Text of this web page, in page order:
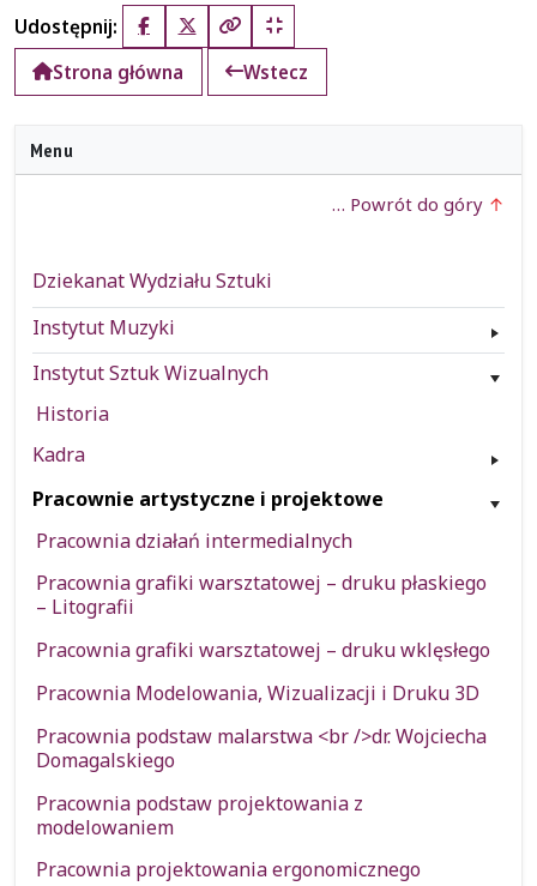
Udostępnij: FacebookX (Twitter)
Kopiuj pełny link
Kopiuj krótki link
Strona główna
Wstecz
Menu
… Powrót do góry
Dziekanat Wydziału Sztuki
Instytut Muzyki
Instytut Sztuk Wizualnych
Historia
Kadra
Pracownie artystyczne i projektowe
Pracownia działań intermedialnych
Pracownia grafiki warsztatowej – druku płaskiego
– Litografii
Pracownia grafiki warsztatowej – druku wklęsłego
Pracownia Modelowania, Wizualizacji i Druku 3D
Pracownia podstaw malarstwa <br />dr. Wojciecha
Domagalskiego
Pracownia podstaw projektowania z
modelowaniem
Pracownia projektowania ergonomicznego